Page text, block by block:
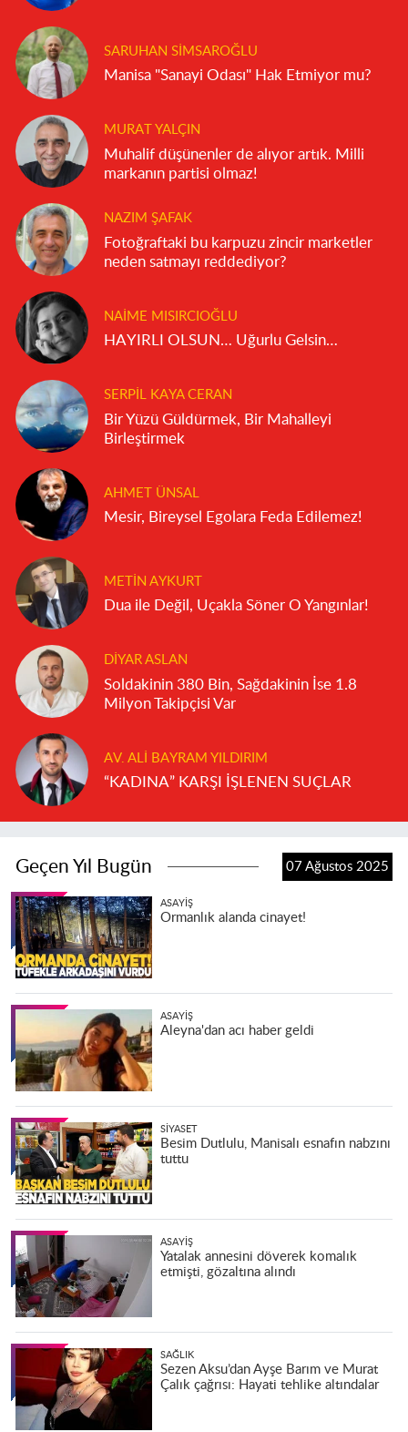
SARUHAN SIMSAROĞLU
Manisa "Sanayi Odası" Hak Etmiyor mu?
MURAT YALÇIN
Muhalif düşünenler de alıyor artık. Milli
markanın partisi olmaz!
NAZIM ŞAFAK
Fotoğraftaki bu karpuzu zincir marketler
neden satmayı reddediyor?
NAIME MISIRCIOĞLU
HAYIRLI OLSUN… Uğurlu Gelsin…
SERPIL KAYA CERAN
Bir Yüzü Güldürmek, Bir Mahalleyi
Birleştirmek
AHMET ÜNSAL
Mesir, Bireysel Egolara Feda Edilemez!
METIN AYKURT
Dua ile Değil, Uçakla Söner O Yangınlar!
DIYAR ASLAN
Soldakinin 380 Bin, Sağdakinin İse 1.8
Milyon Takipçisi Var
AV. ALI BAYRAM YILDIRIM
“KADINA” KARŞI İŞLENEN SUÇLAR
Geçen Yıl Bugün 07 Ağustos 2025
ASAYIŞ
Ormanlık alanda cinayet!
ASAYIŞ
Aleyna'dan acı haber geldi
SIYASET
Besim Dutlulu, Manisalı esnafın nabzını
tuttu
ASAYIŞ
Yatalak annesini döverek komalık
etmişti, gözaltına alındı
SAĞLIK
Sezen Aksu’dan Ayşe Barım ve Murat
Çalık çağrısı: Hayati tehlike altındalar